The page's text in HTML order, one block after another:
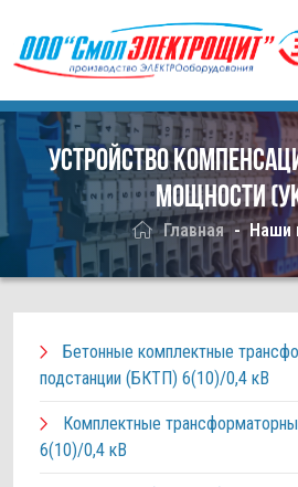
Устройство
мощности
Главная Наши
Бетонные комплектные
подстанции (БКТП) 6(10)/0,4 кВ
Комплектные
6(10)/0,4 кВ